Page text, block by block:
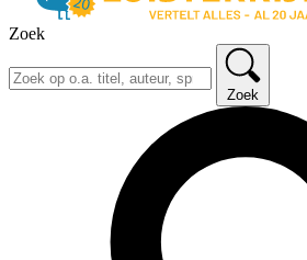
Zoek
Zoek